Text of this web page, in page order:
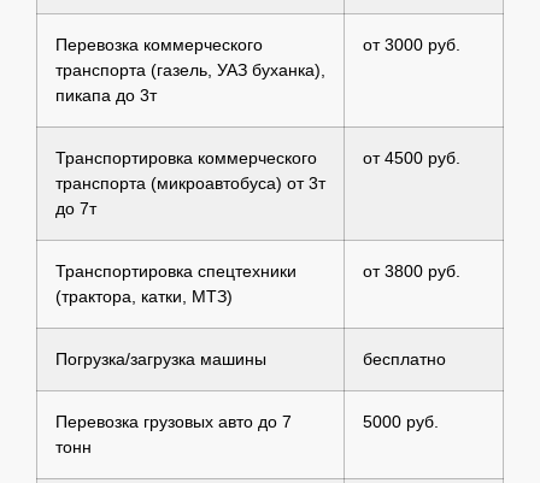
Перевозка коммерческого
транспорта (газель, УАЗ буханка),
пикапа до 3т
от 3000 руб.
Транспортировка коммерческого
транспорта (микроавтобуса) от 3т
до 7т
от 4500 руб.
Транспортировка спецтехники
(трактора, катки, МТЗ)
от 3800 руб.
Погрузка/загрузка машины бесплатно
Перевозка грузовых авто до 7
тонн
5000 руб.